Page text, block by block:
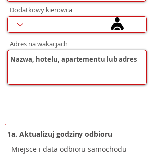
Dodatkowy kierowca
Adres na wakacjach
1a. Aktualizuj godziny odbioru
Miejsce i data odbioru samochodu